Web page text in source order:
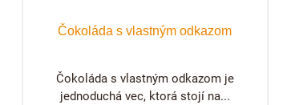
Čokoláda s vlastným odkazom
Čokoláda s vlastným odkazom je
jednoduchá vec, ktorá stojí na...